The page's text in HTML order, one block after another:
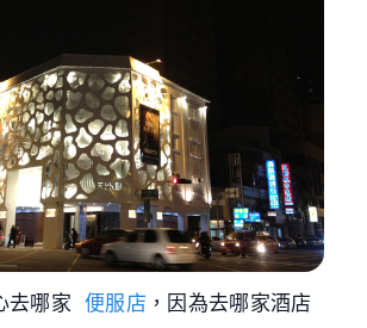
去哪家 便服店 ，因為去哪家酒店